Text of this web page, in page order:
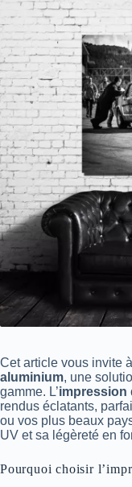
Cet article vous invite
aluminium, une
gamme. L’impression
rendus éclatants,
ou vos plus beaux
UV et sa légèreté en
Pourquoi choisir